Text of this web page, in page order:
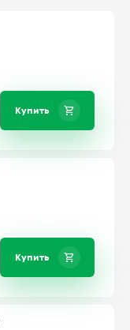
Купить
Купить